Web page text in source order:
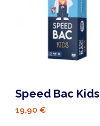
Speed Bac Kids
19,90 €